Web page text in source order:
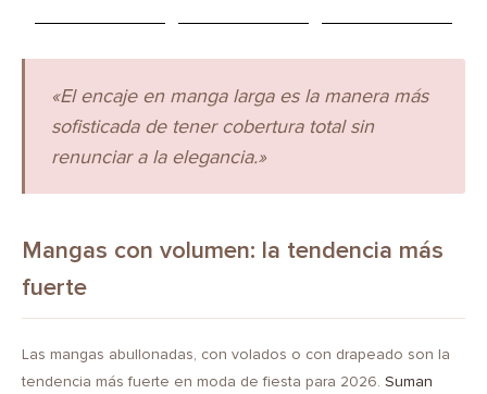
«El encaje en manga larga es la manera más
sofisticada de tener cobertura total sin
renunciar a la elegancia.»
Mangas con volumen: la tendencia más
fuerte
Las mangas abullonadas, con volados o con drapeado son la
tendencia más fuerte en moda de fiesta para 2026. Suman